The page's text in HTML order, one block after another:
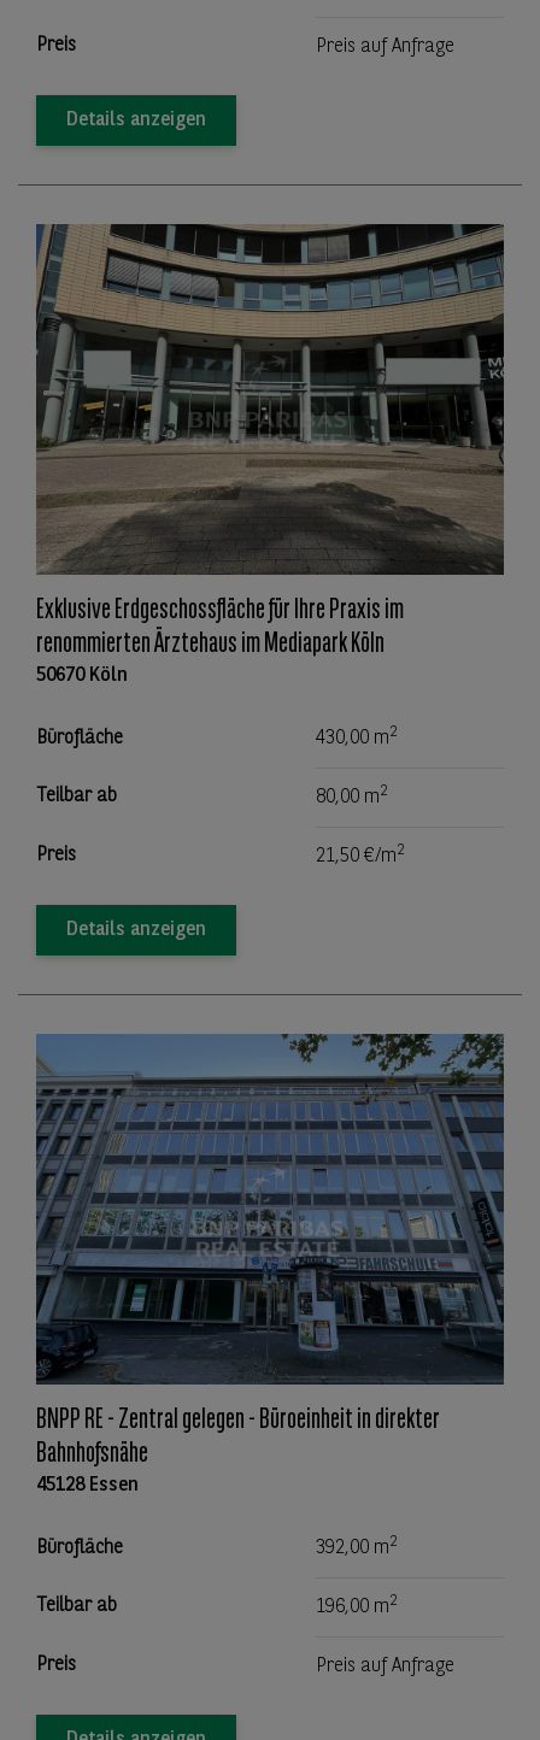
Preis Preis auf Anfrage
Details anzeigen
Exklusive Erdgeschossfläche für Ihre Praxis im
renommierten Ärztehaus im Mediapark Köln
50670 Köln
Bürofläche 430,00 m2
Teilbar ab 80,00 m2
Preis 21,50 €/m2
Details anzeigen
BNPP RE - Zentral gelegen - Büroeinheit in direkter
Bahnhofsnähe
45128 Essen
Bürofläche 392,00 m2
Teilbar ab 196,00 m2
Preis Preis auf Anfrage